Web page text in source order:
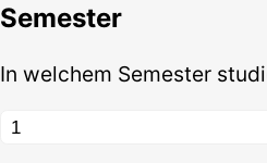
Semester
In welchem Semester